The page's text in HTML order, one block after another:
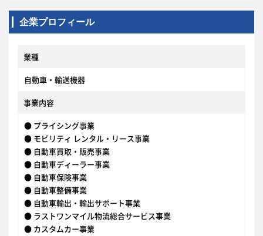
企業プロフィール
業種
自動車・輸送機器
事業内容
● プライシング事業
● モビリティ レンタル・リース事業
● 自動車買取・販売事業
● 自動車ディーラー事業
● 自動車保険事業
● 自動車整備事業
● 自動車輸出・輸出サポート事業
● ラストワンマイル物流総合サービス事業
● カスタムカー事業